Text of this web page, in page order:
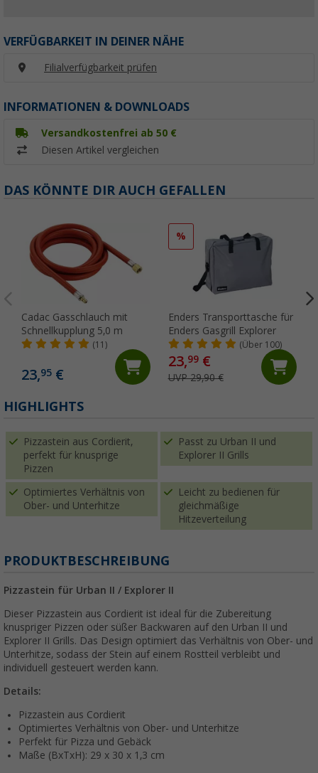
VERFÜGBARKEIT IN DEINER NÄHE
Filialverfügbarkeit prüfen
INFORMATIONEN & DOWNLOADS
Versandkostenfrei ab 50 €
Diesen Artikel vergleichen
DAS KÖNNTE DIR AUCH GEFALLEN
Cadac Gasschlauch mit
Schnellkupplung 5,0 m
(11)
23,95 €
%
Enders Transporttasche für
Enders Gasgrill Explorer
(Über 100)
23,99€
UVP 29,90 €
HIGHLIGHTS
Pizzastein aus Cordierit,
perfekt für knusprige
Pizzen
Passt zu Urban II und
Explorer II Grills
Optimiertes Verhältnis von
Ober- und Unterhitze
Leicht zu bedienen für
gleichmäßige
Hitzeverteilung
PRODUKTBESCHREIBUNG
Pizzastein für Urban II / Explorer II
Dieser Pizzastein aus Cordierit ist ideal für die Zubereitung
knuspriger Pizzen oder süßer Backwaren auf den Urban II und
Explorer II Grills. Das Design optimiert das Verhältnis von Ober- und
Unterhitze, sodass der Stein auf einem Rostteil verbleibt und
individuell gesteuert werden kann.
Details:
Pizzastein aus Cordierit
Optimiertes Verhältnis von Ober- und Unterhitze
Perfekt für Pizza und Gebäck
Maße (BxTxH): 29 x 30 x 1,3 cm